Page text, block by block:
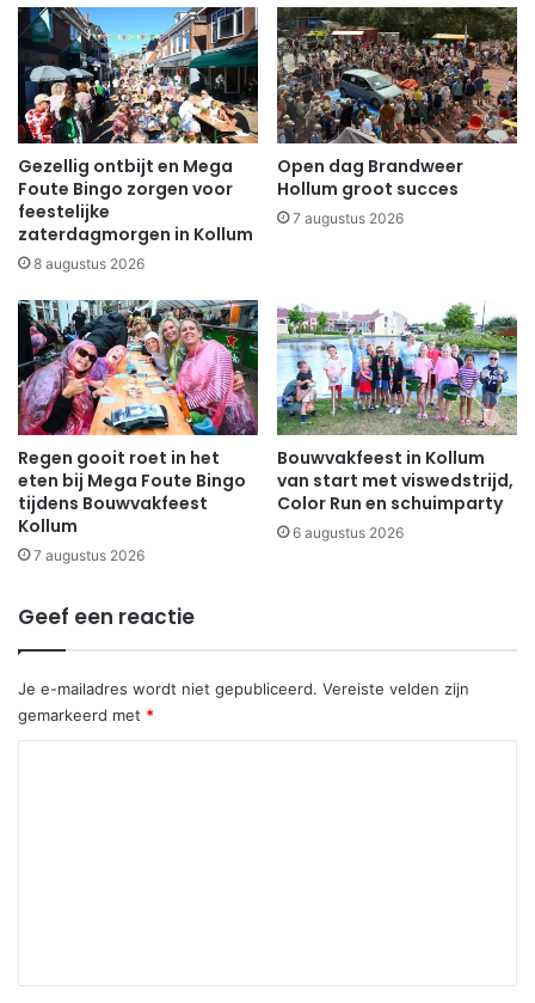
Gezellig ontbijt en Mega
Foute Bingo zorgen voor
feestelijke
zaterdagmorgen in Kollum
8 augustus 2026
Open dag Brandweer
Hollum groot succes
7 augustus 2026
Regen gooit roet in het
eten bij Mega Foute Bingo
tijdens Bouwvakfeest
Kollum
7 augustus 2026
Bouwvakfeest in Kollum
van start met viswedstrijd,
Color Run en schuimparty
6 augustus 2026
Geef een reactie
Je e-mailadres wordt niet gepubliceerd. Vereiste velden zijn
gemarkeerd met *